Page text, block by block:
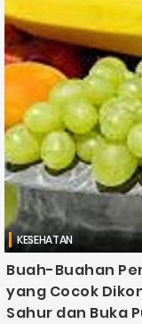
KESEHATAN
Buah-Buahan
yang Cocok
Sahur dan Buka